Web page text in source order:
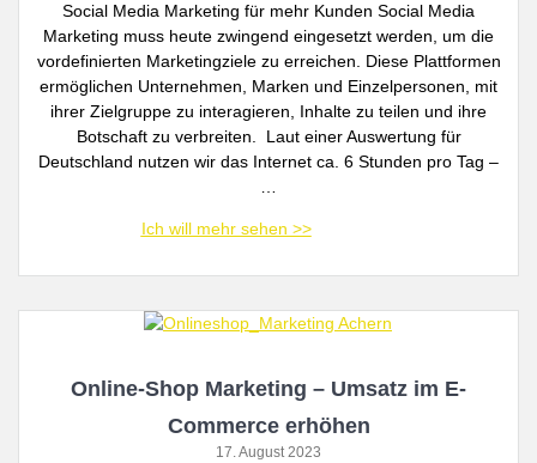
Social Media Marketing für mehr Kunden Social Media
Marketing muss heute zwingend eingesetzt werden, um die
vordefinierten Marketingziele zu erreichen. Diese Plattformen
ermöglichen Unternehmen, Marken und Einzelpersonen, mit
ihrer Zielgruppe zu interagieren, Inhalte zu teilen und ihre
Botschaft zu verbreiten. Laut einer Auswertung für
Deutschland nutzen wir das Internet ca. 6 Stunden pro Tag –
Online-Shop Marketing – Umsatz im E-
Commerce erhöhen
17. August 2023